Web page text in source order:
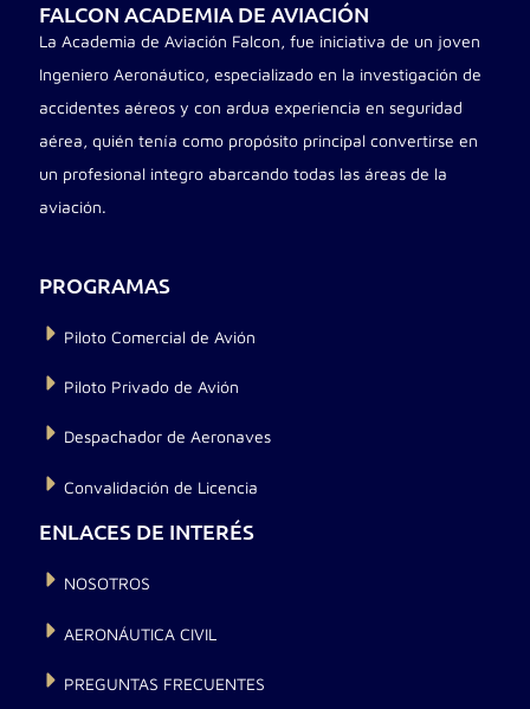
FALCON ACADEMIA DE AVIACIÓN
La Academia de Aviación Falcon, fue iniciativa de un joven
Ingeniero Aeronáutico, especializado en la investigación de
accidentes aéreos y con ardua experiencia en seguridad
aérea, quién tenía como propósito principal convertirse en
un profesional integro abarcando todas las áreas de la
aviación.
PROGRAMAS
Piloto Comercial de Avión
Piloto Privado de Avión
Despachador de Aeronaves
Convalidación de Licencia
ENLACES DE INTERÉS
NOSOTROS
AERONÁUTICA CIVIL
PREGUNTAS FRECUENTES